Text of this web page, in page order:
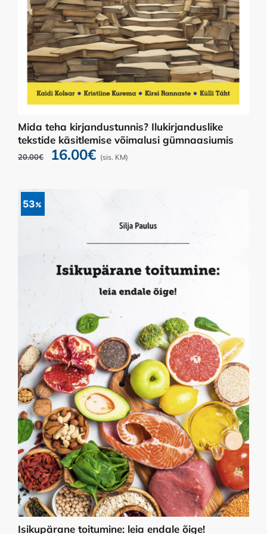
Mida teha kirjandustunnis? Ilukirjanduslike
tekstide käsitlemise võimalusi gümnaasiumis
20.00€
Algne
16.00€Praegune
(sis. KM)
53
Isikupärane toitumine: leia endale õige!